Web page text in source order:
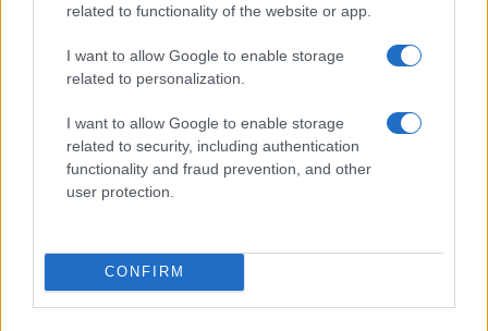
related to functionality of the website or app.
I want to allow Google to enable storage
related to personalization.
I want to allow Google to enable storage
related to security, including authentication
functionality and fraud prevention, and other
user protection.
CONFIRM
Attenzione a Jonathan Galindo, il fenomeno social
che porta i ragazzini all’autolesionismo
Spin Time: Un’opportunità o un
rischio per le collaborazioni